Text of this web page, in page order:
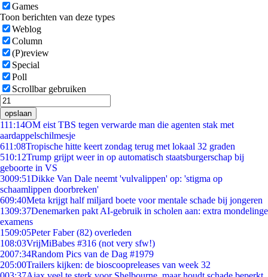
Games
Toon berichten van deze types
Weblog
Column
(P)review
Special
Poll
Scrollbar gebruiken
opslaan
111:14OM eist TBS tegen verwarde man die agenten stak met
aardappelschilmesje
611:08Tropische hitte keert zondag terug met lokaal 32 graden
510:12Trump grijpt weer in op automatisch staatsburgerschap bij
geboorte in VS
3009:51Dikke Van Dale neemt 'vulvalippen' op: 'stigma op
schaamlippen doorbreken'
609:40Meta krijgt half miljard boete voor mentale schade bij jongeren
1309:37Denemarken pakt AI-gebruik in scholen aan: extra mondelinge
examens
1509:05Peter Faber (82) overleden
108:03VrijMiBabes #316 (not very sfw!)
2007:34Random Pics van de Dag #1979
205:00Trailers kijken: de bioscoopreleases van week 32